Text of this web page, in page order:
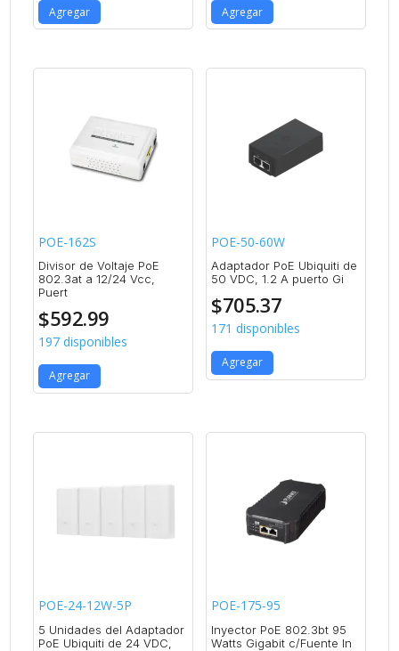
Agregar Agregar
POE-162S
Divisor de Voltaje PoE
802.3at a 12/24 Vcc,
Puert
$592.99
197 disponibles
Agregar
POE-50-60W
Adaptador PoE Ubiquiti de
50 VDC, 1.2 A puerto Gi
$705.37
171 disponibles
Agregar
POE-24-12W-5P
5 Unidades del Adaptador
PoE Ubiquiti de 24 VDC,
POE-175-95
Inyector PoE 802.3bt 95
Watts Gigabit c/Fuente In